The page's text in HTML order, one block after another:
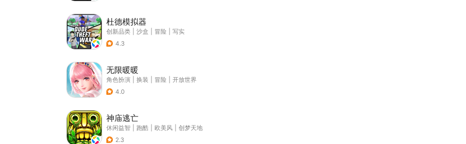
杜德模拟器
创新品类 沙盒 冒险
写实
4.3
无限暖暖
角色扮演 换装 冒险
开放世界
4.0
神庙逃亡
休闲益智 跑酷 欧美风
创梦天地
2.3